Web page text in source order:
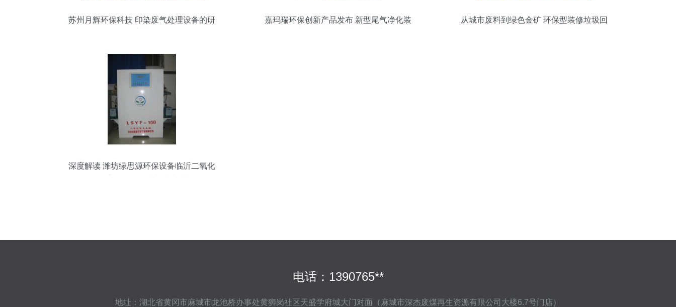
苏州月辉环保科技 印染废气处理设备的研
嘉玛瑞环保创新产品发布 新型尾气净化装
从城市废料到绿色金矿 环保型装修垃圾回
深度解读 潍坊绿思源环保设备临沂二氧化
电话：1390765**
地址：湖北省黄冈市麻城市龙池桥办事处黄狮岗社区天盛学府城大门对面（麻城市深杰废煤再生资源有限公司大楼6.7号门店）